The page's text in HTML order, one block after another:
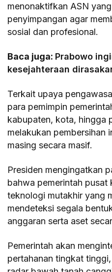
menonaktifkan ASN
penyimpangan agar
sosial dan profesional.
Baca juga: Prabowo
kesejahteraan
Terkait upaya
para pemimpin
kabupaten, kota, hingga
melakukan pembersihan
masing secara masif.
​Presiden mengingatkan
bahwa pemerintah pusat
teknologi mutakhir yang
mendeteksi segala
anggaran serta aset
​Pemerintah akan
pertahanan tingkat